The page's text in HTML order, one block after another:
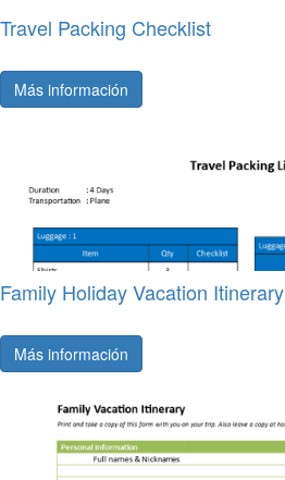
Travel Packing Checklist
Más información
Family Holiday Vacation Itinerary
Más información